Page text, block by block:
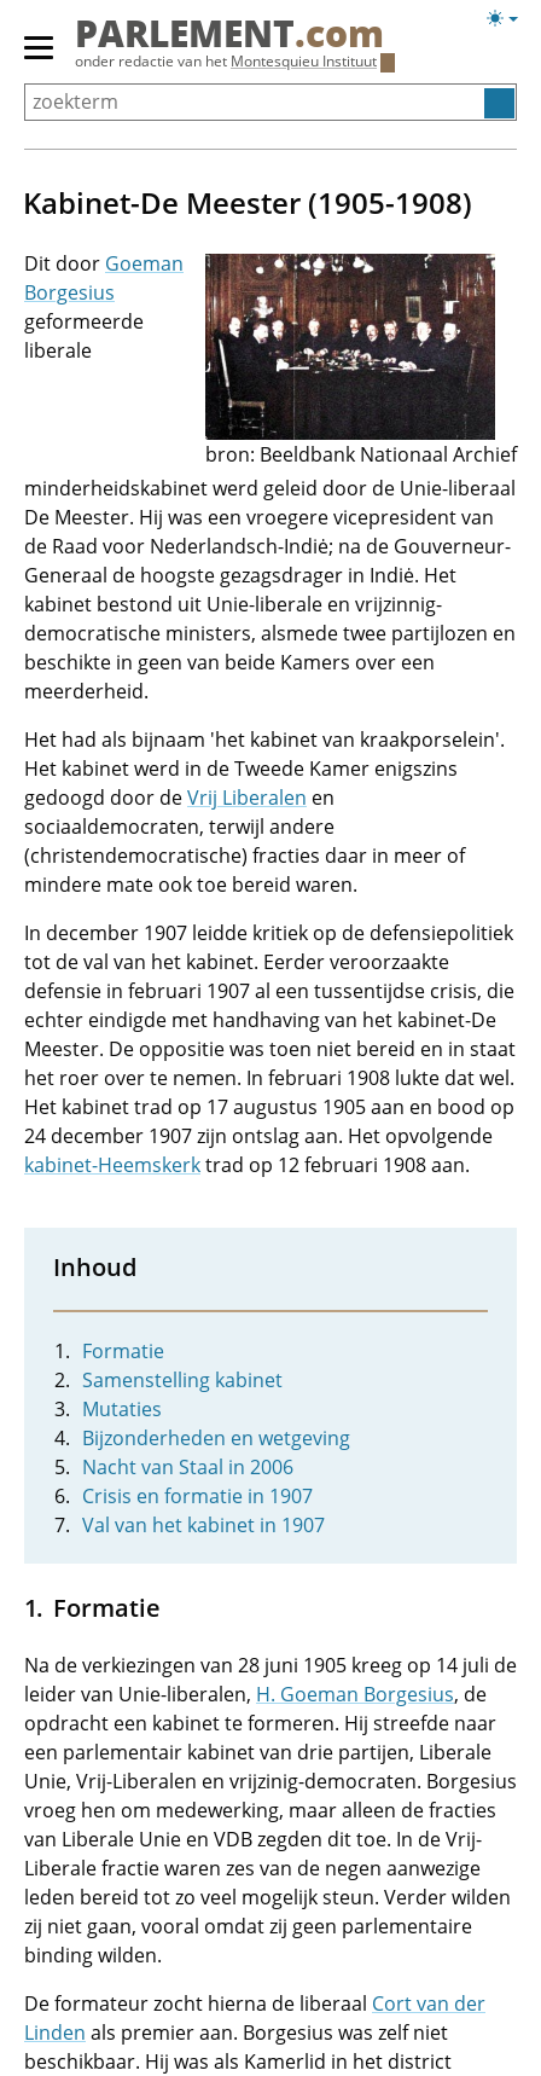
Overslaan
Primair
menu
tonen/verbergen
PARLEMENT.com
onder redactie van het Montesquieu Instituut
Kabinet-De Meester (1905-1908)
bron: Beeldbank Nationaal Archief
Dit door Goeman
Borgesius
geformeerde
liberale
minderheidskabinet werd geleid door de Unie-liberaal
De Meester. Hij was een vroegere vicepresident van
de Raad voor Nederlandsch-Indiė; na de Gouverneur-
Generaal de hoogste gezagsdrager in Indiė. Het
kabinet bestond uit Unie-liberale en vrijzinnig-
democratische ministers, alsmede twee partijlozen en
beschikte in geen van beide Kamers over een
meerderheid.
Het had als bijnaam 'het kabinet van kraakporselein'.
Het kabinet werd in de Tweede Kamer enigszins
gedoogd door deVrij Liberalen en
sociaaldemocraten, terwijl andere
(christendemocratische) fracties daar in meer of
mindere mate ook toe bereid waren.
In december 1907 leidde kritiek op de defensiepolitiek
tot de val van het kabinet. Eerder veroorzaakte
defensie in februari 1907 al een tussentijdse crisis, die
echter eindigde met handhaving van het kabinet-De
Meester. De oppositie was toen niet bereid en in staat
het roer over te nemen. In februari 1908 lukte dat wel.
Het kabinet trad op 17 augustus 1905 aan en bood op
24 december 1907 zijn ontslag aan. Het opvolgende
kabinet-Heemskerktrad op 12 februari 1908 aan.
Inhoud
Formatie
Samenstelling kabinet
Mutaties
Bijzonderheden en wetgeving
Nacht van Staal in 2006
Crisis en formatie in 1907
Val van het kabinet in 1907
Formatie
Na de verkiezingen van 28 juni 1905 kreeg op 14 juli de
leider van Unie-liberalen, H. Goeman Borgesius, de
opdracht een kabinet te formeren. Hij streefde naar
een parlementair kabinet van drie partijen, Liberale
Unie, Vrij-Liberalen en vrijzinig-democraten. Borgesius
vroeg hen om medewerking, maar alleen de fracties
van Liberale Unie en VDB zegden dit toe. In de Vrij-
Liberale fractie waren zes van de negen aanwezige
leden bereid tot zo veel mogelijk steun. Verder wilden
zij niet gaan, vooral omdat zij geen parlementaire
binding wilden.
De formateur zocht hierna de liberaal Cort van der
Linden als premier aan. Borgesius was zelf niet
beschikbaar. Hij was als Kamerlid in het district